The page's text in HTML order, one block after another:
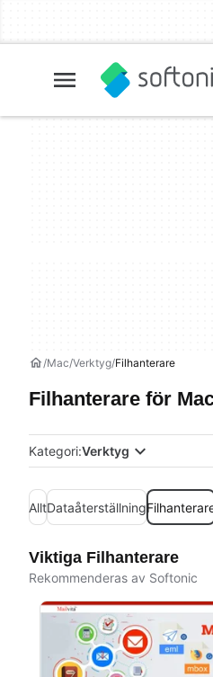
Mac Verktyg Filhanterare
Filhanterare för
Kategori:Verktyg
AlltDataåterställning
Viktiga Filhanterare
Rekommenderas av Softonic